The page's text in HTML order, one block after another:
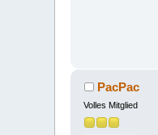
PacPac
Volles Mitglied